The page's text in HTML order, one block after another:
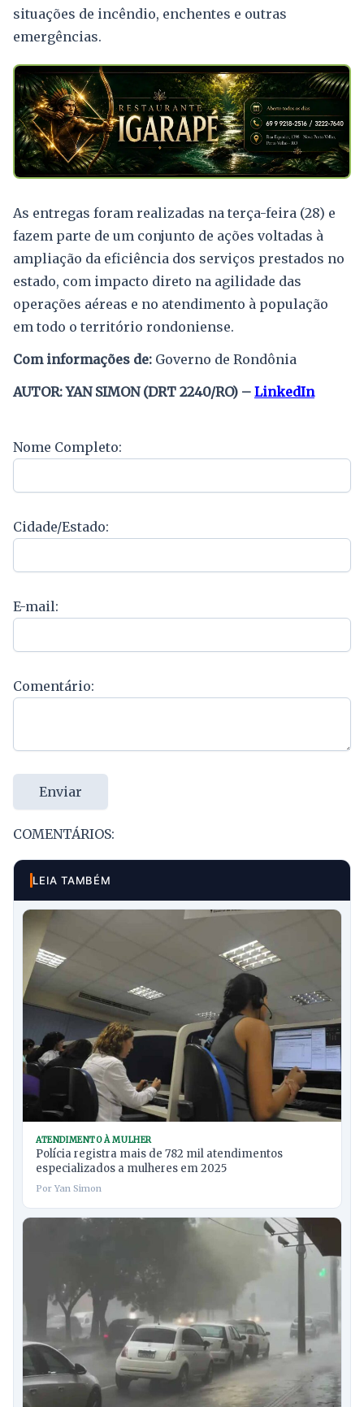
situações de incêndio, enchentes e outras
emergências.
As entregas foram realizadas na terça-feira (28) e
fazem parte de um conjunto de ações voltadas à
ampliação da eficiência dos serviços prestados no
estado, com impacto direto na agilidade das
operações aéreas e no atendimento à população
em todo o território rondoniense.
Com informações de: Governo de Rondônia
AUTOR: YAN SIMON (DRT 2240/RO) – LinkedIn
Nome Completo:
Cidade/Estado:
E-mail:
Comentário:
Enviar
COMENTÁRIOS:
LEIA TAMBÉM
ATENDIMENTO À MULHER
Polícia registra mais de 782 mil atendimentos
especializados a mulheres em 2025
Por Yan Simon